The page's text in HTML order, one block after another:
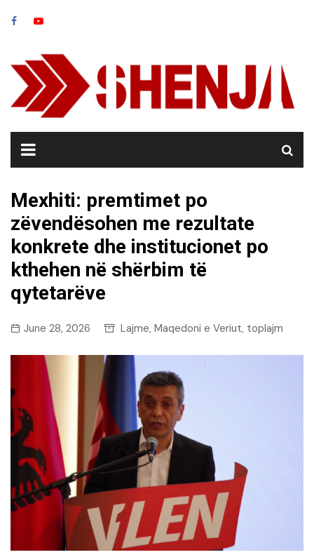
Mexhiti: premtimet po
zëvendësohen me rezultate
konkrete dhe institucionet po
kthehen në shërbim të
qytetarëve
June 28, 2026 Lajme, Maqedoni e Veriut, toplajm